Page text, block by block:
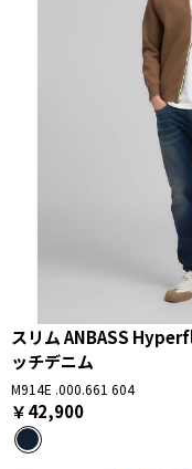
スリム ANBASS
ッチデニム
M914E .000.661 604
￥42,900